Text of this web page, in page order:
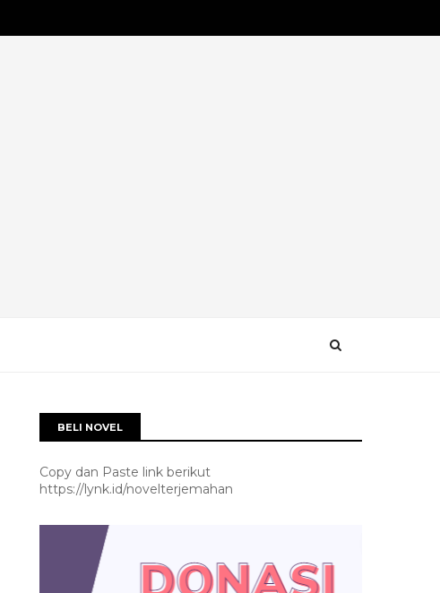
BELI NOVEL
Copy dan Paste link berikut
https://lynk.id/novelterjemahan